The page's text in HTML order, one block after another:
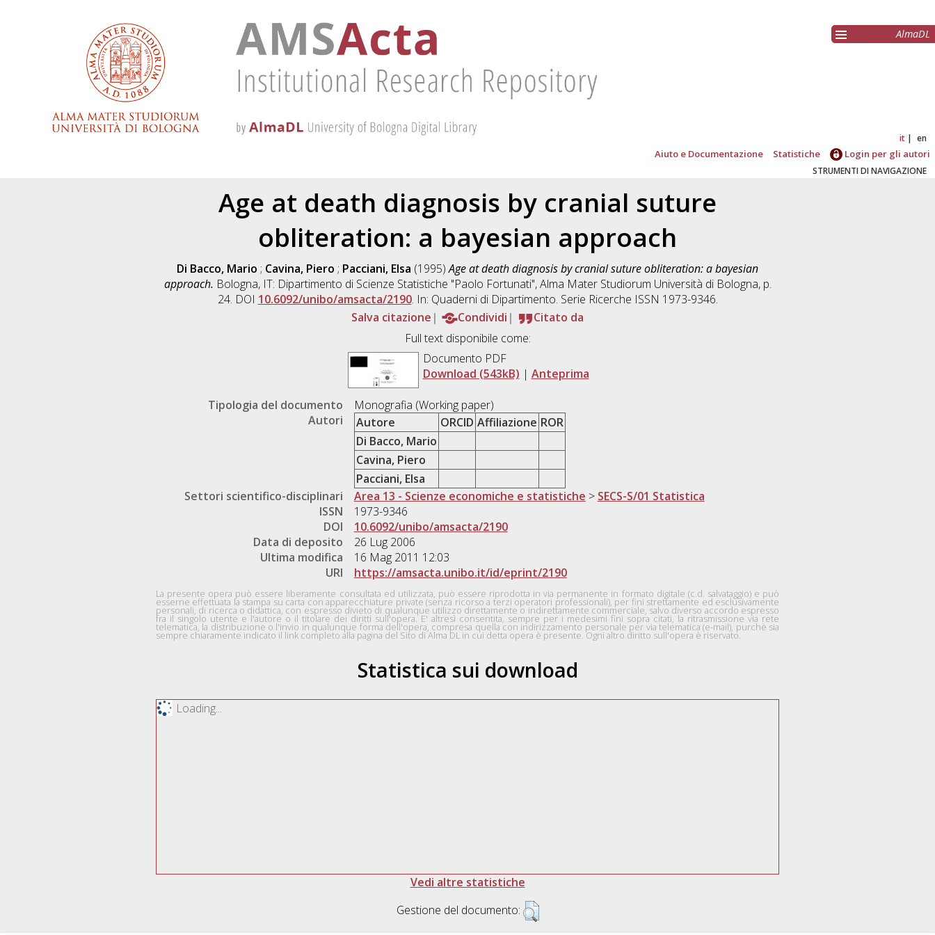
AlmaDL
it en
Aiuto e Documentazione Statistiche Login per gli autori
STRUMENTI DI NAVIGAZIONE
Age at death diagnosis by cranial suture
obliteration: a bayesian approach
Di Bacco, Mario ; Cavina, Piero ; Pacciani, Elsa (1995)Age at death diagnosis by cranial suture obliteration: a bayesian
approach. Bologna, IT: Dipartimento di Scienze Statistiche "Paolo Fortunati", Alma Mater Studiorum Università di Bologna, p.
24. DOI 10.6092/unibo/amsacta/2190. In: Quaderni di Dipartimento. Serie Ricerche ISSN 1973-9346.
Salva citazione
Condividi
Citato da
Full text disponibile come:
Documento PDF
Download (543kB) | Anteprima
Tipologia del documento
Monografia (Working paper)
Autori
Autore ORCID Affiliazione ROR
Di Bacco, Mario
Cavina, Piero
Pacciani, Elsa
Settori scientifico-disciplinari
Area 13 - Scienze economiche e statistiche > SECS-S/01 Statistica
ISSN
1973-9346
DOI
10.6092/unibo/amsacta/2190
Data di deposito
26 Lug 2006
Ultima modifica
16 Mag 2011 12:03
URI
https://amsacta.unibo.it/id/eprint/2190
La presente opera può essere liberamente consultata ed utilizzata, può essere riprodotta in via permanente in formato digitale (c.d. salvataggio) e può
esserne effettuata la stampa su carta con apparecchiature private (senza ricorso a terzi operatori professionali), per fini strettamente ed esclusivamente
personali, di ricerca o didattica, con espresso divieto di qualunque utilizzo direttamente o indirettamente commerciale, salvo diverso accordo espresso
fra il singolo utente e l'autore o il titolare dei diritti sull'opera. E' altresì consentita, sempre per i medesimi fini sopra citati, la ritrasmissione via rete
telematica, la distribuzione o l'invio in qualunque forma dell'opera, compresa quella con indirizzamento personale per via telematica (e-mail), purchè sia
sempre chiaramente indicato il link completo alla pagina del Sito di Alma DL in cui detta opera è presente. Ogni altro diritto sull'opera è riservato.
Statistica sui download
Loading...
Vedi altre statistiche
Gestione del documento: